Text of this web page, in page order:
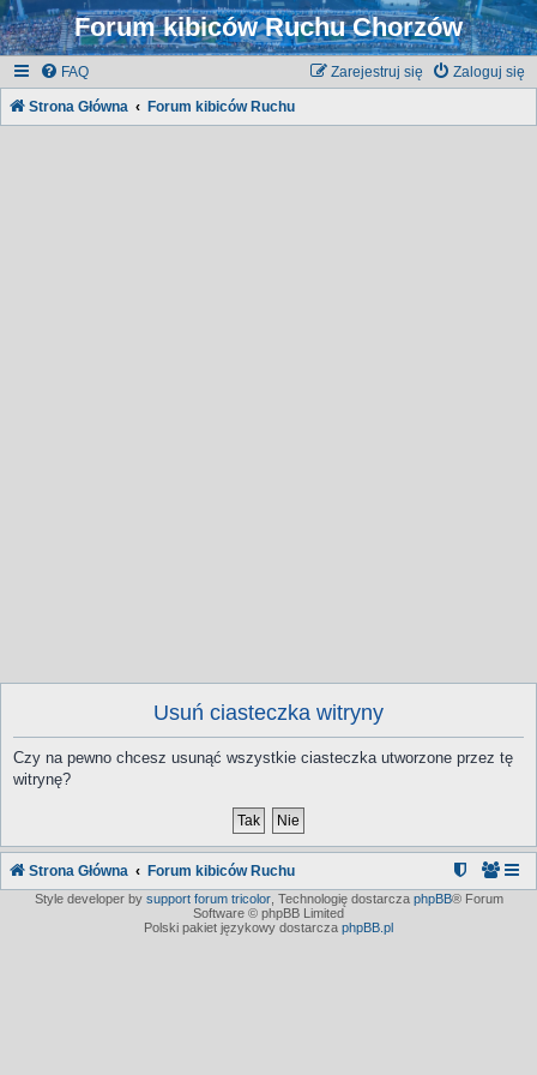
Forum kibiców Ruchu Chorzów
FAQ Zaloguj się
Zarejestruj się
Strona Główna Forum kibiców Ruchu
Usuń ciasteczka witryny
Czy na pewno chcesz usunąć wszystkie ciasteczka utworzone przez tę
witrynę?
Strona Główna Forum kibiców Ruchu
Style developer by support forum tricolor, Technologię dostarcza phpBB® Forum
Software © phpBB Limited
Polski pakiet językowy dostarcza phpBB.pl